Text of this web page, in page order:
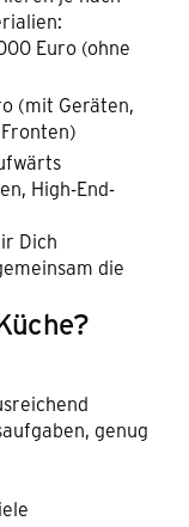
Euro (ohne
(mit Geräten,
High-End-
Dich
die
genug